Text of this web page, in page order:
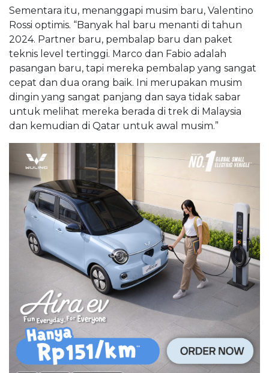
Sementara itu, menanggapi musim baru, Valentino
Rossi optimis. “Banyak hal baru menanti di tahun
2024. Partner baru, pembalap baru dan paket
teknis level tertinggi. Marco dan Fabio adalah
pasangan baru, tapi mereka pembalap yang sangat
cepat dan dua orang baik. Ini merupakan musim
dingin yang sangat panjang dan saya tidak sabar
untuk melihat mereka berada di trek di Malaysia
dan kemudian di Qatar untuk awal musim.”